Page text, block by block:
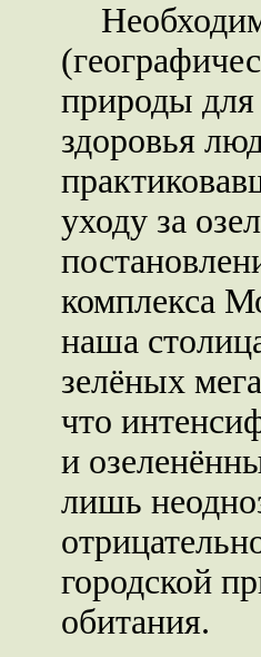
природы для
здоровья
уходу за
комплекса
наша
зелёных
что
и
лишь
городской
обитания.